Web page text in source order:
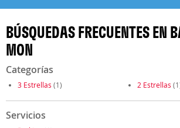
BÚSQUEDAS FRECUENTES EN
MON
Categorías
3 Estrellas (1) 2 Estrellas
Servicios